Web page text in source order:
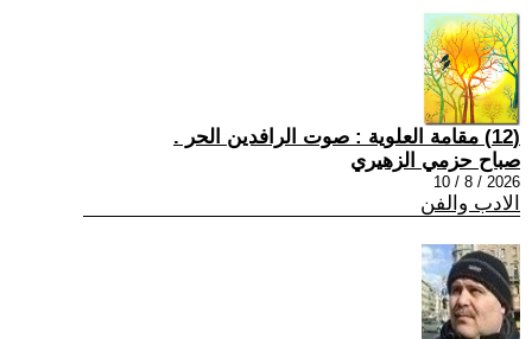
(12) مقامة العلوية : صوت الرافدين الحر .
صباح حزمي الزهيري
2026 / 8 / 10
الادب والفن